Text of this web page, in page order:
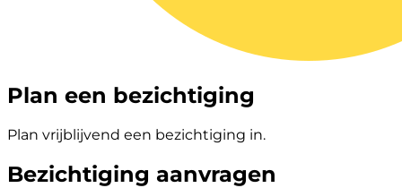
Plan een bezichtiging
Plan vrijblijvend een bezichtiging in.
Bezichtiging aanvragen